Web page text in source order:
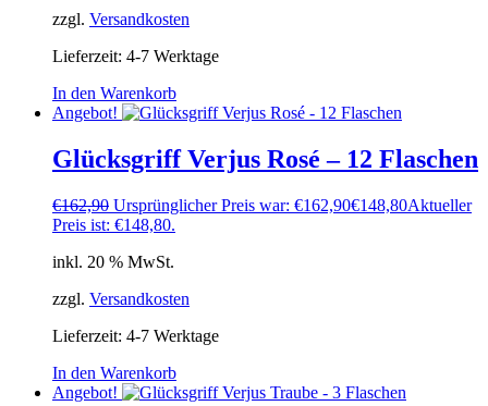
zzgl. Versandkosten
Lieferzeit: 4-7 Werktage
In den Warenkorb
Angebot!
Glücksgriff Verjus Rosé – 12 Flaschen
€162,90 Ursprünglicher Preis war: €162,90€148,80Aktueller
Preis ist: €148,80.
inkl. 20 % MwSt.
zzgl. Versandkosten
Lieferzeit: 4-7 Werktage
In den Warenkorb
Angebot!